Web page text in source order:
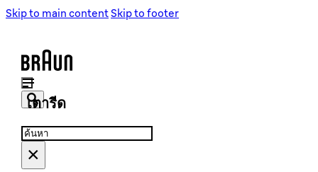
Skip to main contentSkip to footer
Search
...×
เครื่องชงกาแฟ
เครื่องชงกาแฟ
เตารีด